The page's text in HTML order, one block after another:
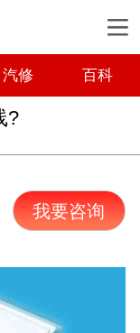
汽修 百科
?
我要咨询